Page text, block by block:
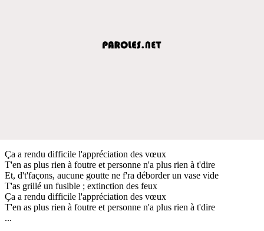
Ça a rendu difficile l'appréciation des vœux
T'en as plus rien à foutre et personne n'a plus rien à t'dire
Et, d't'façons, aucune goutte ne f'ra déborder un vase vide
T'as grillé un fusible ; extinction des feux
Ça a rendu difficile l'appréciation des vœux
T'en as plus rien à foutre et personne n'a plus rien à t'dire
...